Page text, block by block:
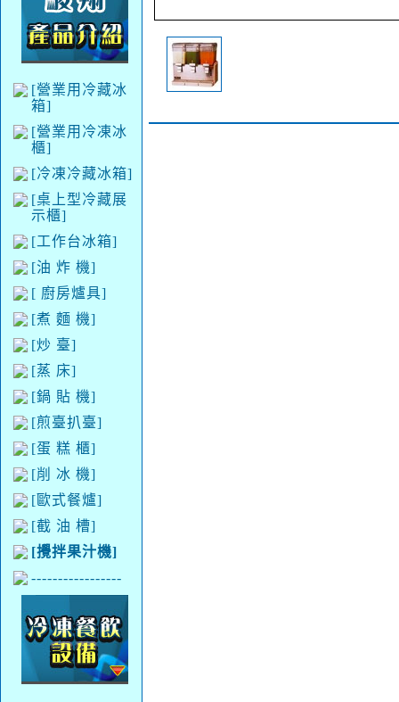
[營業用冷藏冰
箱]
[營業用冷凍冰
櫃]
[冷凍冷藏冰箱]
[桌上型冷藏展
示櫃]
[工作台冰箱]
[油 炸 機]
[ 廚房爐具]
[煮 麵 機]
[炒 臺]
[蒸 床]
[鍋 貼 機]
[煎臺扒臺]
[蛋 糕 櫃]
[削 冰 機]
[歐式餐爐]
[截 油 槽]
[攪拌果汁機]
-----------------